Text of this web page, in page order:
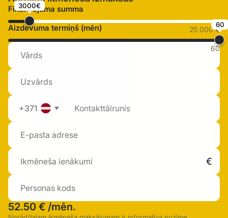
Finansējuma summa
3000€
25 000 €
Aizdevuma termiņš (mēn) 60
60
+371
52.50 € /mēn.